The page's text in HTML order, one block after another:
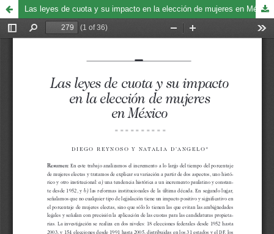
Las leyes de cuota y su impacto en la elección de mujeres en México